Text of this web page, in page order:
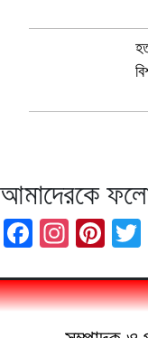
আমাদেরকে
Facebook